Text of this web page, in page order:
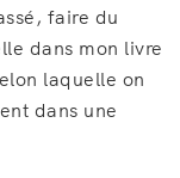
faire du
dans mon livre
laquelle on
dans une